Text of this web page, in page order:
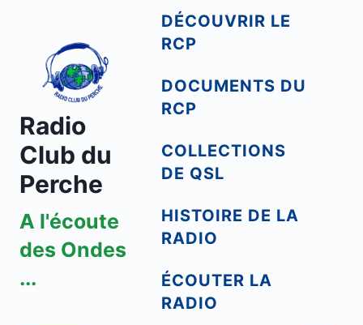
contenu
Radio
Club du
Perche
A l'écoute
des Ondes
...
DÉCOUVRIR LE
RCP
DOCUMENTS DU
RCP
COLLECTIONS
DE QSL
HISTOIRE DE LA
RADIO
ÉCOUTER LA
RADIO